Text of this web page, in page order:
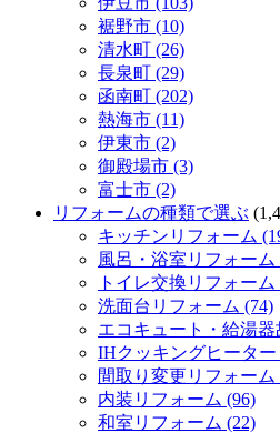
裾野市 (10)
清水町 (26)
長泉町 (29)
函南町 (202)
熱海市 (11)
伊東市 (2)
御殿場市 (3)
富士市 (2)
リフォームの種類で選ぶ
キッチンリフォーム
風呂・浴室リフォーム
トイレ交換リフォーム
洗面台リフォーム (74)
エコキュート・給湯
IHクッキングヒータ
間取り変更リフォーム
内装リフォーム (96)
和室リフォーム (22)